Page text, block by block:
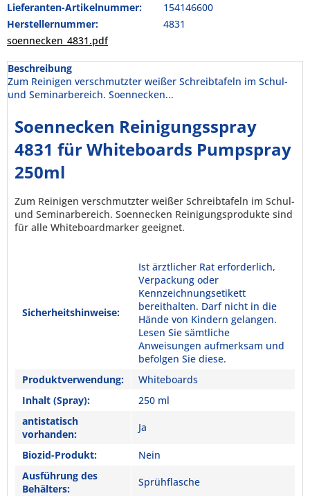
Lieferanten-Artikelnummer:
154146600
Herstellernummer:
4831
soennecken_4831.pdf
Beschreibung
Zum Reinigen verschmutzter weißer Schreibtafeln im Schul-
und Seminarbereich. Soennecken...
Soennecken Reinigungsspray
4831 für Whiteboards Pumpspray
250ml
Zum Reinigen verschmutzter weißer Schreibtafeln im Schul-
und Seminarbereich. Soennecken Reinigungsprodukte sind
für alle Whiteboardmarker geeignet.
Sicherheitshinweise:
Ist ärztlicher Rat erforderlich,
Verpackung oder
Kennzeichnungsetikett
bereithalten. Darf nicht in die
Hände von Kindern gelangen.
Lesen Sie sämtliche
Anweisungen aufmerksam und
befolgen Sie diese.
Produktverwendung:
Whiteboards
Inhalt (Spray):
250 ml
antistatisch
vorhanden:
Ja
Biozid-Produkt:
Nein
Ausführung des
Behälters:
Sprühflasche